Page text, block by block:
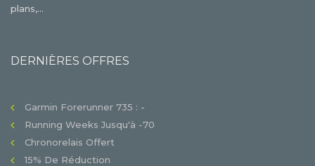
plans,...
DERNIÈRES OFFRES
Garmin Forerunner 735 : -
Running Weeks Jusqu'à -70
Chronorelais Offert
15% De Réduction